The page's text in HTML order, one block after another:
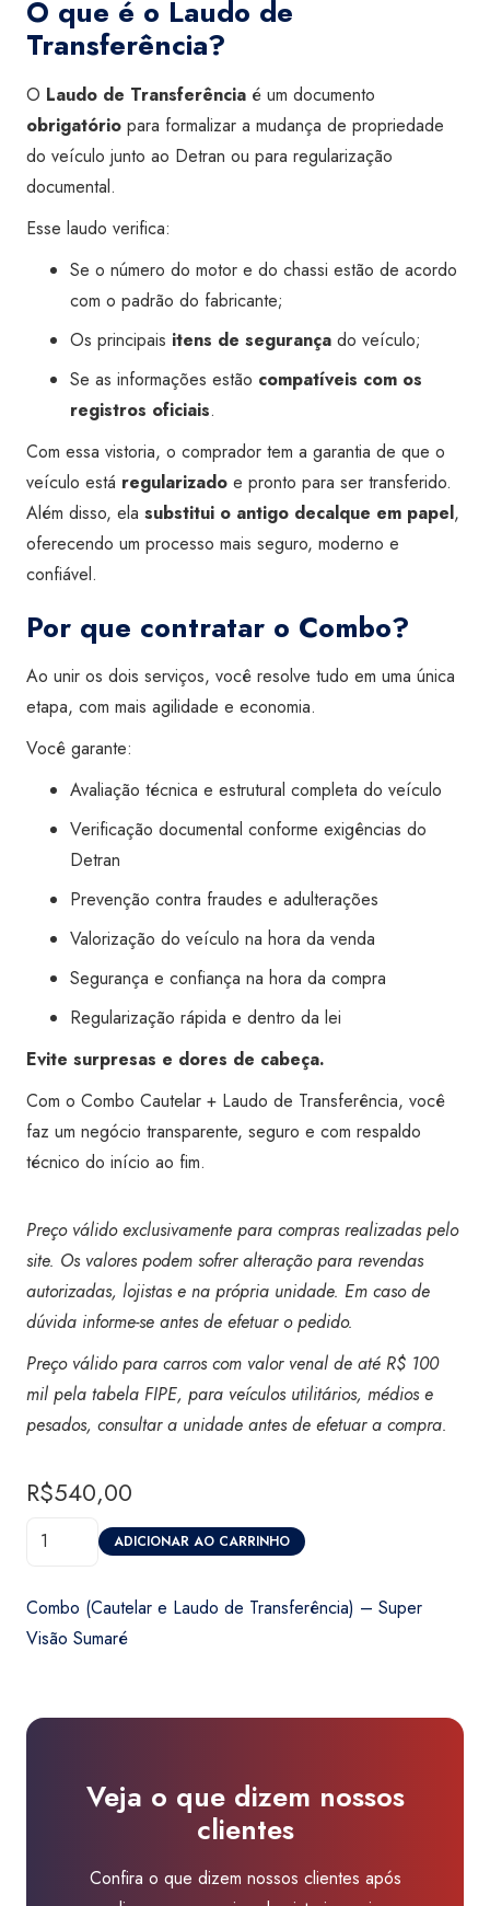
O que é o Laudo de
Transferência?
O Laudo de Transferência é um documento
obrigatório para formalizar a mudança de propriedade
do veículo junto ao Detran ou para regularização
documental.
Esse laudo verifica:
Se o número do motor e do chassi estão de acordo
com o padrão do fabricante;
Os principais itens de segurança do veículo;
Se as informações estão compatíveis com os
registros oficiais.
Com essa vistoria, o comprador tem a garantia de que o
veículo está regularizado e pronto para ser transferido.
Além disso, ela substitui o antigo decalque em papel,
oferecendo um processo mais seguro, moderno e
confiável.
Por que contratar o Combo?
Ao unir os dois serviços, você resolve tudo em uma única
etapa, com mais agilidade e economia.
Você garante:
Avaliação técnica e estrutural completa do veículo
Verificação documental conforme exigências do
Detran
Prevenção contra fraudes e adulterações
Valorização do veículo na hora da venda
Segurança e confiança na hora da compra
Regularização rápida e dentro da lei
Evite surpresas e dores de cabeça.
Com o Combo Cautelar + Laudo de Transferência, você
faz um negócio transparente, seguro e com respaldo
técnico do início ao fim.
Preço válido exclusivamente para compras realizadas pelo
site. Os valores podem sofrer alteração para revendas
autorizadas, lojistas e na própria unidade. Em caso de
dúvida informe-se antes de efetuar o pedido.
Preço válido para carros com valor venal de até R$ 100
mil pela tabela FIPE, para veículos utilitários, médios e
pesados, consultar a unidade antes de efetuar a compra.
R$540,00
Combo
-
ADICIONAR AO CARRINHO
Combo (Cautelar e Laudo de Transferência) – Super
Visão Sumaré
Veja o que dizem nossos
clientes
Confira o que dizem nossos clientes após